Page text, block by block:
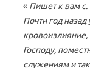
« Пишет к вам с.
Почти год
кровоизлияние,
Господу,
служениям и